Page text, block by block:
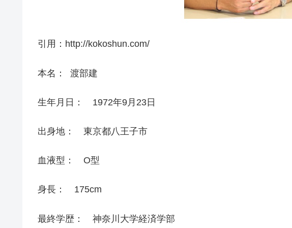
引用：http://kokoshun.com/
本名： 渡部建
生年月日： 1972年9月23日
出身地： 東京都八王子市
血液型： O型
身長： 175cm
最終学歴： 神奈川大学経済学部